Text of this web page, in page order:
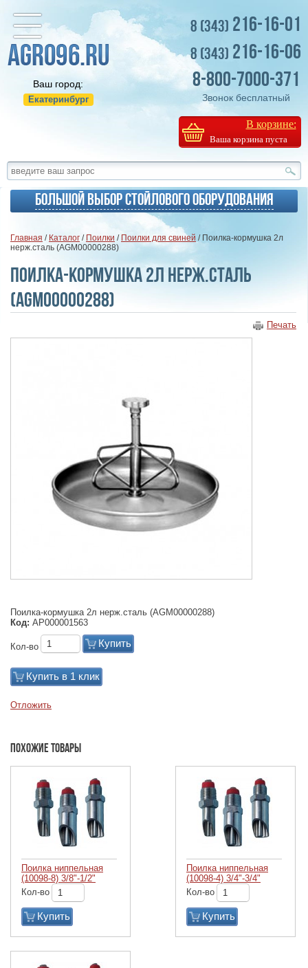
Ваш город:
Екатеринбург
8 (343) 216-16-01
8 (343) 216-16-06
8-800-7000-371
Звонок бесплатный
В корзине:
Ваша корзина пуста
Большой выбор стойлового оборудования
Главная / Каталог / Поилки / Поилки для свиней / Поилка-кормушка 2л
нерж.сталь (AGM00000288)
Поилка-кормушка 2л нерж.сталь
(AGM00000288)
Печать
Поилка-кормушка 2л нерж.сталь (AGM00000288)
Код: АР000001563
Кол-во Купить
Купить в 1 клик
Отложить
Похожие товары
Поилка ниппельная
(10098-8) 3/8"-1/2"
Кол-во
Купить
Поилка ниппельная
(10098-4) 3/4"-3/4"
Кол-во
Купить